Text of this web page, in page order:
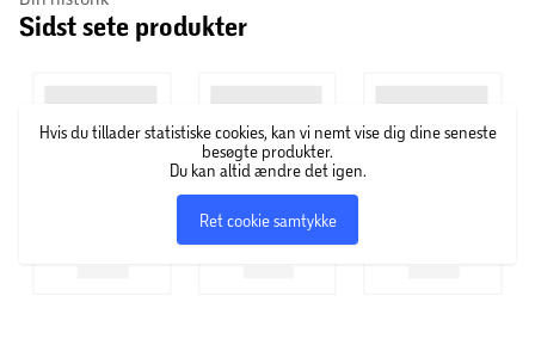
4 m støvsugerslange
1 stk. skruetrækker
1 stk. låsestift (til låsning af slibehoved)
Sidst sete produkter
Hvis du tillader statistiske cookies, kan vi nemt vise dig dine seneste
besøgte produkter.
Du kan altid ændre det igen.
Ret cookie samtykke